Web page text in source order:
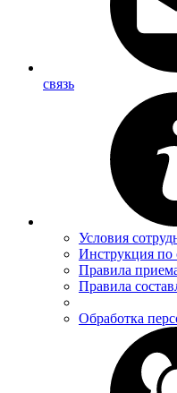
связь
Условия
Инструкция
Правила
Правила
Обработка